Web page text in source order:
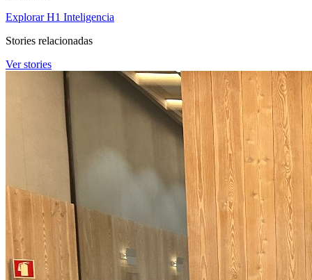
Explorar H1 Inteligencia
Stories relacionadas
Ver stories